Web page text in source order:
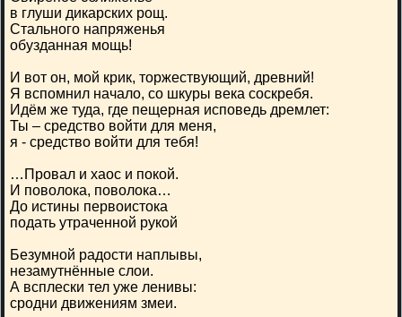
в глуши дикарских рощ.
Стального напряженья
обузданная мощь!
И вот он, мой крик, торжествующий, древний!
Я вспомнил начало, со шкуры века соскребя.
Идём же туда, где пещерная исповедь дремлет:
Ты – средство войти для меня,
я - средство войти для тебя!
…Провал и хаос и покой.
И поволока, поволока…
До истины первоистока
подать утраченной рукой
Безумной радости наплывы,
незамутнённые слои.
А всплески тел уже ленивы:
сродни движениям змеи.